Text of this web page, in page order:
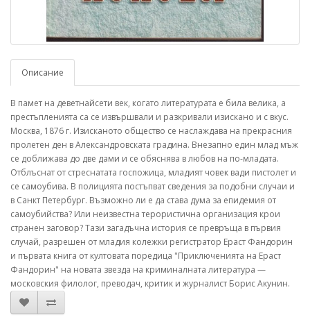
Описание
В памет на деветнайсети век, когато литературата е била велика, а
престъпленията са се извършвали и разкривали изискано и с вкус.
Москва, 1876 г. Изисканото общество се наслаждава на прекрасния
пролетен ден в Александровската градина. Внезапно един млад мъж
се доближава до две дами и се обяснява в любов на по-младата.
Отблъснат от стреснатата госпожица, младият човек вади пистолет и
се самоубива. В полицията постъпват сведения за подобни случаи и
в Санкт Петербург. Възможно ли е да става дума за епидемия от
самоубийства? Или неизвестна терористична организация крои
странен заговор? Тази загадъчна история се превръща в първия
случай, разрешен от младия колежки регистратор Ераст Фандорин
и първата книга от култовата поредица "Приключенията на Ераст
Фандорин" на новата звезда на криминалната литература —
московския филолог, преводач, критик и журналист Борис Акунин.